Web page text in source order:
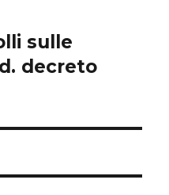
sulle
decreto